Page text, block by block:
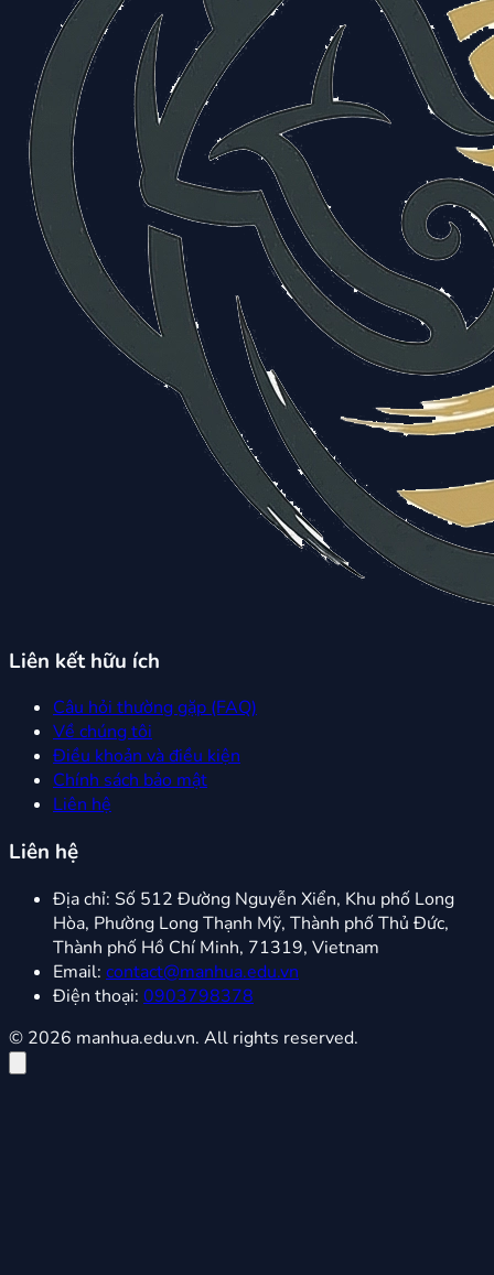
Liên kết hữu ích
Câu hỏi thường gặp (FAQ)
Về chúng tôi
Điều khoản và điều kiện
Chính sách bảo mật
Liên hệ
Liên hệ
Địa chỉ: Số 512 Đường Nguyễn Xiển, Khu phố Long
Hòa, Phường Long Thạnh Mỹ, Thành phố Thủ Đức,
Thành phố Hồ Chí Minh, 71319, Vietnam
Email: contact@manhua.edu.vn
Điện thoại: 0903798378
© 2026 manhua.edu.vn. All rights reserved.